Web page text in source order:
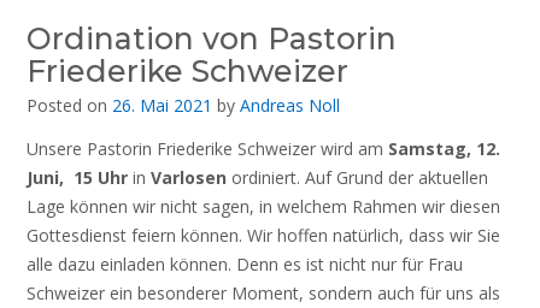
Ordination von Pastorin
Friederike Schweizer
Posted on 26. Mai 2021 by Andreas Noll
Unsere Pastorin Friederike Schweizer wird am Samstag, 12.
Juni, 15 Uhr in Varlosen ordiniert. Auf Grund der aktuellen
Lage können wir nicht sagen, in welchem Rahmen wir diesen
Gottesdienst feiern können. Wir hoffen natürlich, dass wir Sie
alle dazu einladen können. Denn es ist nicht nur für Frau
Schweizer ein besonderer Moment, sondern auch für uns als